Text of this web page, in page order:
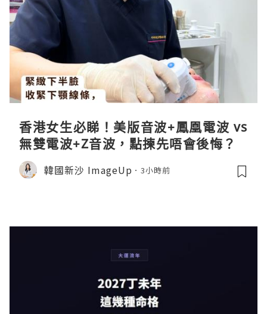
香港女生必睇！美版音波+鳳凰電波 vs
無雙電波+Z音波，點揀先唔會後悔？
韓國新沙 ImageUp 3小時前